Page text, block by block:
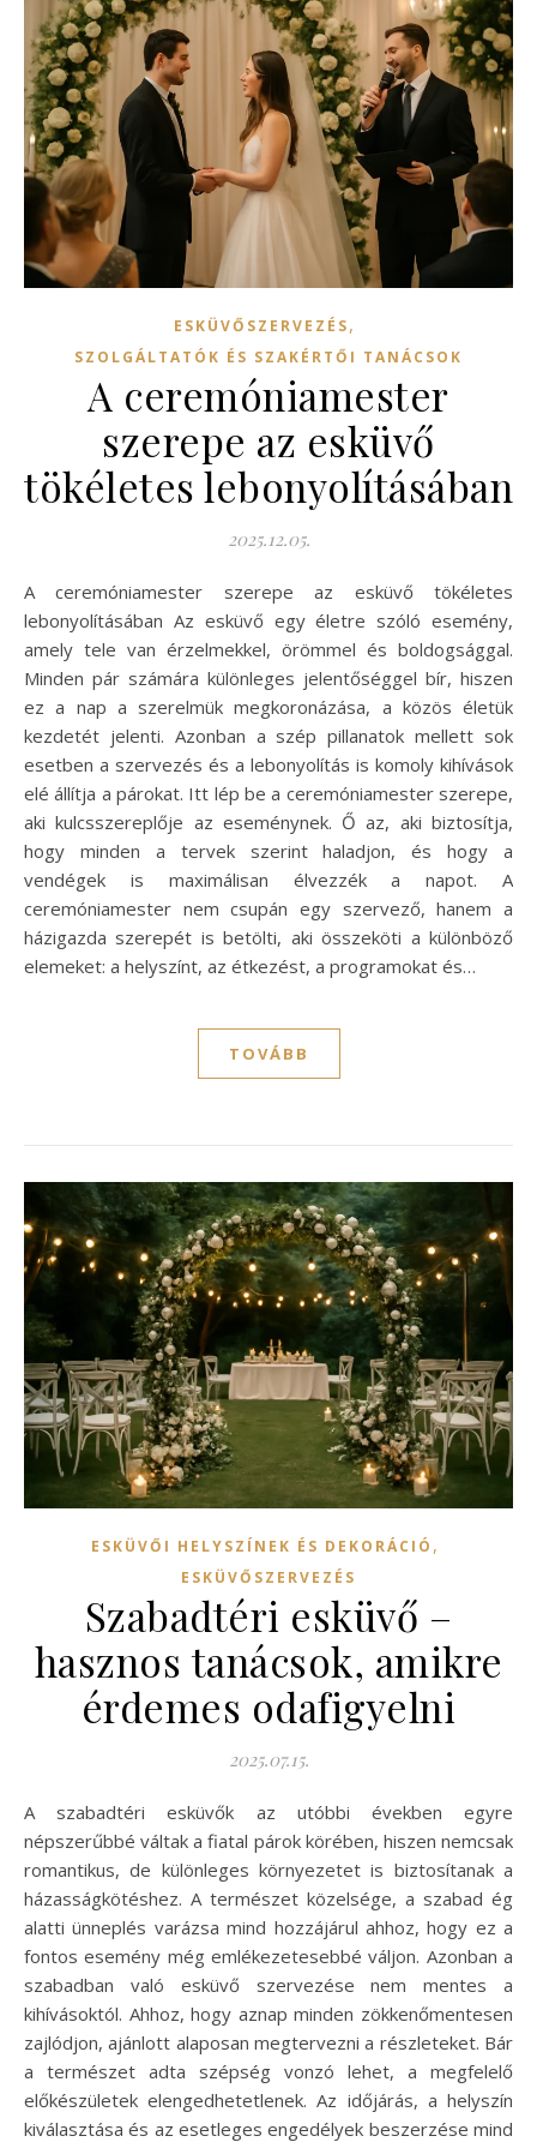
ESKÜVŐSZERVEZÉS,
SZOLGÁLTATÓK ÉS SZAKÉRTŐI TANÁCSOK
A ceremóniamester
szerepe az esküvő
tökéletes lebonyolításában
2025.12.05.
A ceremóniamester szerepe az esküvő tökéletes
lebonyolításában Az esküvő egy életre szóló esemény,
amely tele van érzelmekkel, örömmel és boldogsággal.
Minden pár számára különleges jelentőséggel bír, hiszen
ez a nap a szerelmük megkoronázása, a közös életük
kezdetét jelenti. Azonban a szép pillanatok mellett sok
esetben a szervezés és a lebonyolítás is komoly kihívások
elé állítja a párokat. Itt lép be a ceremóniamester szerepe,
aki kulcsszereplője az eseménynek. Ő az, aki biztosítja,
hogy minden a tervek szerint haladjon, és hogy a
vendégek is maximálisan élvezzék a napot. A
ceremóniamester nem csupán egy szervező, hanem a
házigazda szerepét is betölti, aki összeköti a különböző
elemeket: a helyszínt, az étkezést, a programokat és…
TOVÁBB
ESKÜVŐI HELYSZÍNEK ÉS DEKORÁCIÓ ,
ESKÜVŐSZERVEZÉS
Szabadtéri esküvő –
hasznos tanácsok, amikre
érdemes odafigyelni
2025.07.15.
A szabadtéri esküvők az utóbbi években egyre
népszerűbbé váltak a fiatal párok körében, hiszen nemcsak
romantikus, de különleges környezetet is biztosítanak a
házasságkötéshez. A természet közelsége, a szabad ég
alatti ünneplés varázsa mind hozzájárul ahhoz, hogy ez a
fontos esemény még emlékezetesebbé váljon. Azonban a
szabadban való esküvő szervezése nem mentes a
kihívásoktól. Ahhoz, hogy aznap minden zökkenőmentesen
zajlódjon, ajánlott alaposan megtervezni a részleteket. Bár
a természet adta szépség vonzó lehet, a megfelelő
előkészületek elengedhetetlenek. Az időjárás, a helyszín
kiválasztása és az esetleges engedélyek beszerzése mind